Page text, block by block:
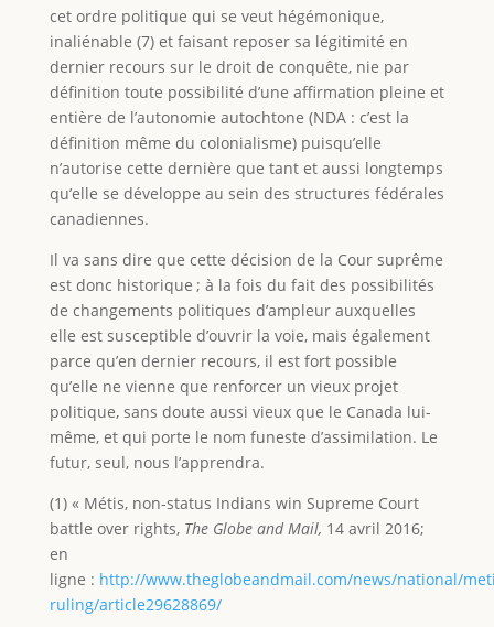
cet ordre politique qui se veut hégémonique,
inaliénable (7) et faisant reposer sa légitimité en
dernier recours sur le droit de conquête, nie par
définition toute possibilité d’une affirmation pleine et
entière de l’autonomie autochtone (NDA : c’est la
définition même du colonialisme) puisqu’elle
n’autorise cette dernière que tant et aussi longtemps
qu’elle se développe au sein des structures fédérales
canadiennes.
Il va sans dire que cette décision de la Cour suprême
est donc historique ; à la fois du fait des possibilités
de changements politiques d’ampleur auxquelles
elle est susceptible d’ouvrir la voie, mais également
parce qu’en dernier recours, il est fort possible
qu’elle ne vienne que renforcer un vieux projet
politique, sans doute aussi vieux que le Canada lui-
même, et qui porte le nom funeste d’assimilation. Le
futur, seul, nous l’apprendra.
(1) « Métis, non-status Indians win Supreme Court
battle over rights, The Globe and Mail, 14 avril 2016;
en
ligne : http://www.theglobeandmail.com/news/national/
ruling/article29628869/